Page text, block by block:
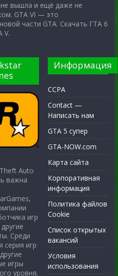
не вышла и ещё даже не
GTA VI — это
части GTA. Скачать ГТА 6
V.
Auto
важна
игр
Среди
серия игр
игры
уровня.
Информация
CCPA
Contact —
Написать нам
GTA 5 супер
GTA-NOW.com
Карта сайта
Корпоративная
информация
Политика файлов
Cookie
Список открытых
вакансий
Условия
использования